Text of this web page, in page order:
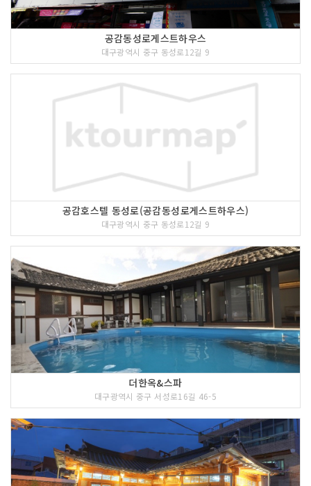
공감동성로게스트하우스
대구광역시 중구 동성로12길 9
공감호스텔 동성로(공감동성로게스트하우스)
대구광역시 중구 동성로12길 9
더한옥&스파
대구광역시 중구 서성로16길 46-5